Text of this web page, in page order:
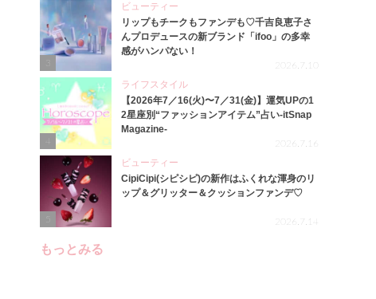
3
ビューティー
リップもチークもファンデも♡千吉良恵子さ
んプロデュースの新ブランド「ifoo」の多幸
感がハンパない！
2026.7.10
4
ライフスタイル
【2026年7／16(火)〜7／31(金)】運気UPの1
2星座別“ファッションアイテム”占い-itSnap
Magazine-
2026.7.16
ビューティー
CipiCipi(シピシピ)の新作はふくれな渾身のリ
ップ＆グリッター＆クッションファンデ♡
2026.7.14
もっとみる